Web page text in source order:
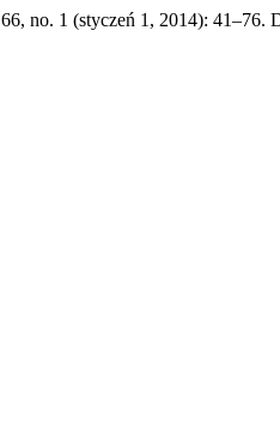
66, no. 1 (styczeń 1, 2014): 41–76.